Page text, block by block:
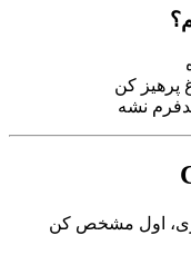
پرهیز کن
نشه
اول مشخص کن